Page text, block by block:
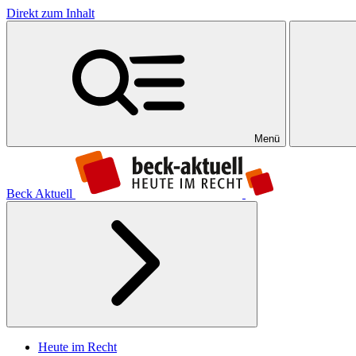
Direkt zum Inhalt
Menü
Beck Aktuell
Heute im Recht